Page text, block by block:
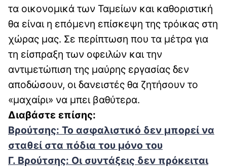
τα οικονομικά των Ταμείων και καθοριστική
θα είναι η επόμενη επίσκεψη της τρόικας στη
χώρας μας. Σε περίπτωση που τα μέτρα για
τη είσπραξη των οφειλών και την
αντιμετώπιση της μαύρης εργασίας δεν
αποδώσουν, οι δανειστές θα ζητήσουν το
«μαχαίρι» να μπει βαθύτερα.
Διαβάστε επίσης:
Βρούτσης: Το ασφαλιστικό δεν μπορεί να
σταθεί στα πόδια του μόνο του
Γ. Βρούτσης: Οι συντάξεις δεν πρόκειται